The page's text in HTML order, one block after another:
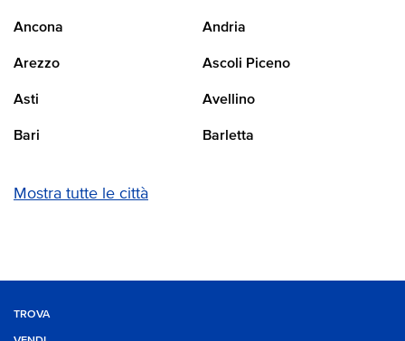
Ancona Andria
Arezzo Ascoli Piceno
Asti Avellino
Bari Barletta
Mostra tutte le città
TROVA